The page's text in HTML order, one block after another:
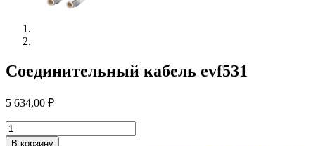
Соединительный кабель evf531
5 634,00 ₽
Количество
товара
В корзину